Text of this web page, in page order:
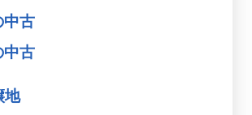
中古
中古
地